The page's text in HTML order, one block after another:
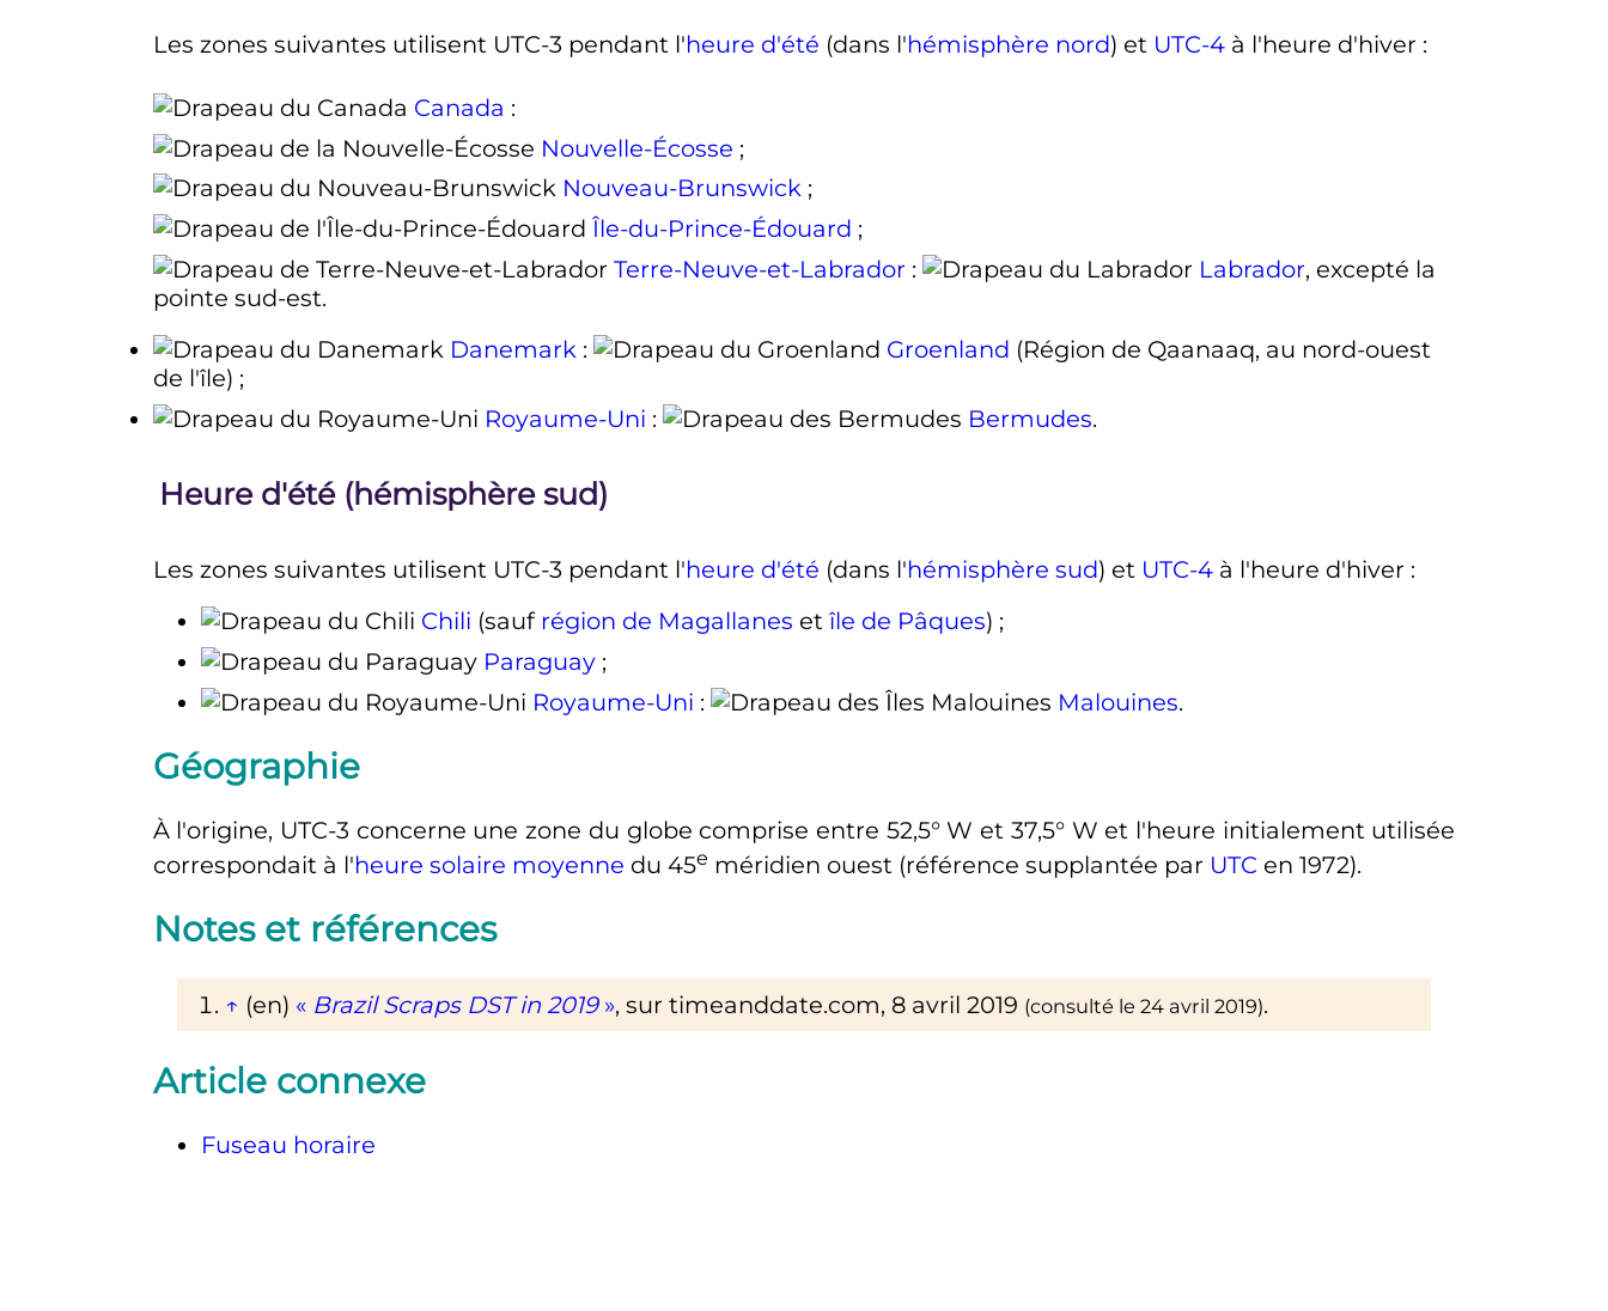
Les zones suivantes utilisent UTC-3 pendant l'heure d'été (dans l'hémisphère nord) et UTC-4à l'heure d'hiver :
Canada :
Nouvelle-Écosse ;
Nouveau-Brunswick;
Île-du-Prince-Édouard ;
Terre-Neuve-et-Labrador : Labrador, excepté la
pointe sud-est.
Danemark: Groenland (Région de Qaanaaq, au nord-ouest
de l'île) ;
Royaume-Uni : Bermudes.
Heure d'été (hémisphère sud)
Les zones suivantes utilisent UTC-3 pendant l'heure d'été (dans l'hémisphère sud) et UTC-4à l'heure d'hiver :
Chili (sauf région de Magallanes et île de Pâques) ;
Paraguay ;
Royaume-Uni : Malouines.
Géographie
À l'origine, UTC-3 concerne une zone du globe comprise entre 52,5° W et 37,5° W et l'heure initialement utilisée
correspondait à l'heure solaire moyenne du 45e méridien ouest (référence supplantée par UTC en 1972).
Notes et références
↑ (en) « Brazil Scraps DST in 2019 », sur timeanddate.com, 8 avril 2019 (consulté le 24 avril 2019).
Article connexe
Fuseau horaire